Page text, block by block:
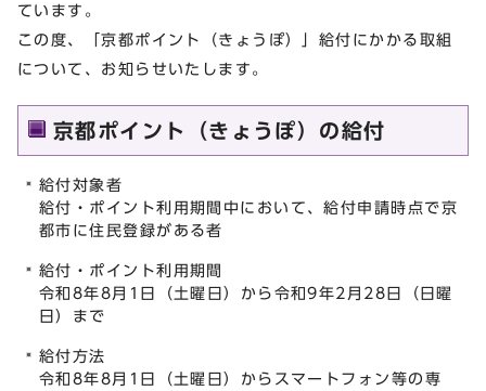
ています。
この度、「京都ポイント（きょうぽ）」給付にかかる取組
について、お知らせいたします。
京都ポイント（きょうぽ）の給付
給付対象者
給付・ポイント利用期間中において、給付申請時点で京
都市に住民登録がある者
給付・ポイント利用期間
令和8年8月1日（土曜日）から令和9年2月28日（日曜
日）まで
給付方法
令和8年8月1日（土曜日）からスマートフォン等の専